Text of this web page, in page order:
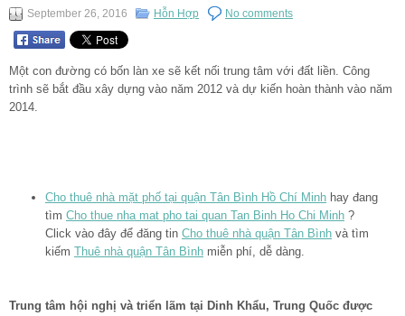
September 26, 2016 Hỗn Hợp No comments
Một con đường có bốn làn xe sẽ kết nối trung tâm với đất liền. Công
trình sẽ bắt đầu xây dựng vào năm 2012 và dự kiến ​​hoàn thành vào năm
2014.
Cho thuê nhà mặt phố tại quận Tân Bình Hồ Chí Minh hay đang
tìm Cho thue nha mat pho tai quan Tan Binh Ho Chi Minh ?
Click vào đây để đăng tin Cho thuê nhà quận Tân Bình và tìm
kiếm Thuê nhà quận Tân Bình miễn phí, dễ dàng.
Trung tâm hội nghị và triển lãm tại Dinh Khẩu, Trung Quốc được